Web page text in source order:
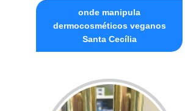
onde manipula
dermocosméticos veganos
Santa Cecília